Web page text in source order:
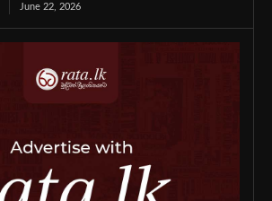
June 22, 2026